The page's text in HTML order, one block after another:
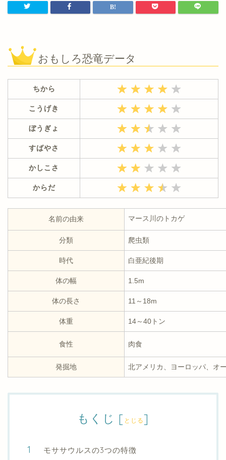
おもしろ恐竜データ
ちから
こうげき
ぼうぎょ
すばやさ
かしこさ
からだ
名前の由来 マース川のトカゲ
分類 爬虫類
時代 白亜紀後期
体の幅 1.5m
体の長さ 11～18m
体重 14～40トン
食性 肉食
発掘地 北アメリカ、ヨーロッパ、オ
もくじ [ とじる]
モササウルスの3つの特徴